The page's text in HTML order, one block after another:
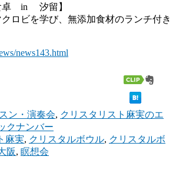
卓 in 汐留】
ロビを学び、無添加食材のランチ付き
news143.html
ン・演奏会, クリスタリスト麻実のエ
クナンバー
麻実, クリスタルボウル, クリスタルボ
阪, 瞑想会